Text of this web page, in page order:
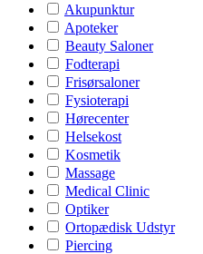
Akupunktur
Apoteker
Beauty Saloner
Fodterapi
Frisørsaloner
Fysioterapi
Hørecenter
Helsekost
Kosmetik
Massage
Medical Clinic
Optiker
Ortopædisk Udstyr
Piercing